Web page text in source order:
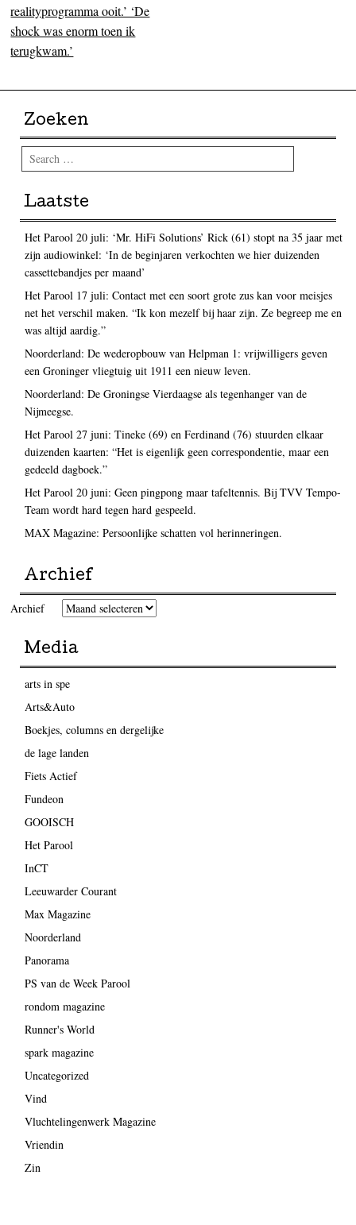
realityprogramma ooit.’ ‘De
shock was enorm toen ik
terugkwam.’
Zoeken
Search
Laatste
Het Parool 20 juli: ‘Mr. HiFi Solutions’ Rick (61) stopt na 35 jaar met
zijn audiowinkel: ‘In de beginjaren verkochten we hier duizenden
cassettebandjes per maand’
Het Parool 17 juli: Contact met een soort grote zus kan voor meisjes
net het verschil maken. “Ik kon mezelf bij haar zijn. Ze begreep me en
was altijd aardig.”
Noorderland: De wederopbouw van Helpman 1: vrijwilligers geven
een Groninger vliegtuig uit 1911 een nieuw leven.
Noorderland: De Groningse Vierdaagse als tegenhanger van de
Nijmeegse.
Het Parool 27 juni: Tineke (69) en Ferdinand (76) stuurden elkaar
duizenden kaarten: “Het is eigenlijk geen correspondentie, maar een
gedeeld dagboek.”
Het Parool 20 juni: Geen pingpong maar tafeltennis. Bij TVV Tempo-
Team wordt hard tegen hard gespeeld.
MAX Magazine: Persoonlijke schatten vol herinneringen.
Archief
Archief
Media
arts in spe
Arts&Auto
Boekjes, columns en dergelijke
de lage landen
Fiets Actief
Fundeon
GOOISCH
Het Parool
InCT
Leeuwarder Courant
Max Magazine
Noorderland
Panorama
PS van de Week Parool
rondom magazine
Runner's World
spark magazine
Uncategorized
Vind
Vluchtelingenwerk Magazine
Vriendin
Zin